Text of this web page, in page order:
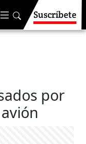
Suscríbete
por